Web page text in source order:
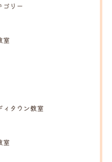
ゴリー
室
ィタウン教室
室